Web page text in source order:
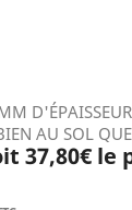
D'ÉPAISSEUR
AU SOL
37,80€ le